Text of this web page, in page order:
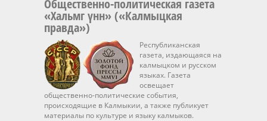
Общественно-политическая газета
«Хальмг үнн» («Калмыцкая
правда»)
Республиканская
газета, издающаяся на
калмыцком и русском
языках. Газета
освещает
общественно-политические события,
происходящие в Калмыкии, а также публикует
материалы по культуре и языку калмыков.